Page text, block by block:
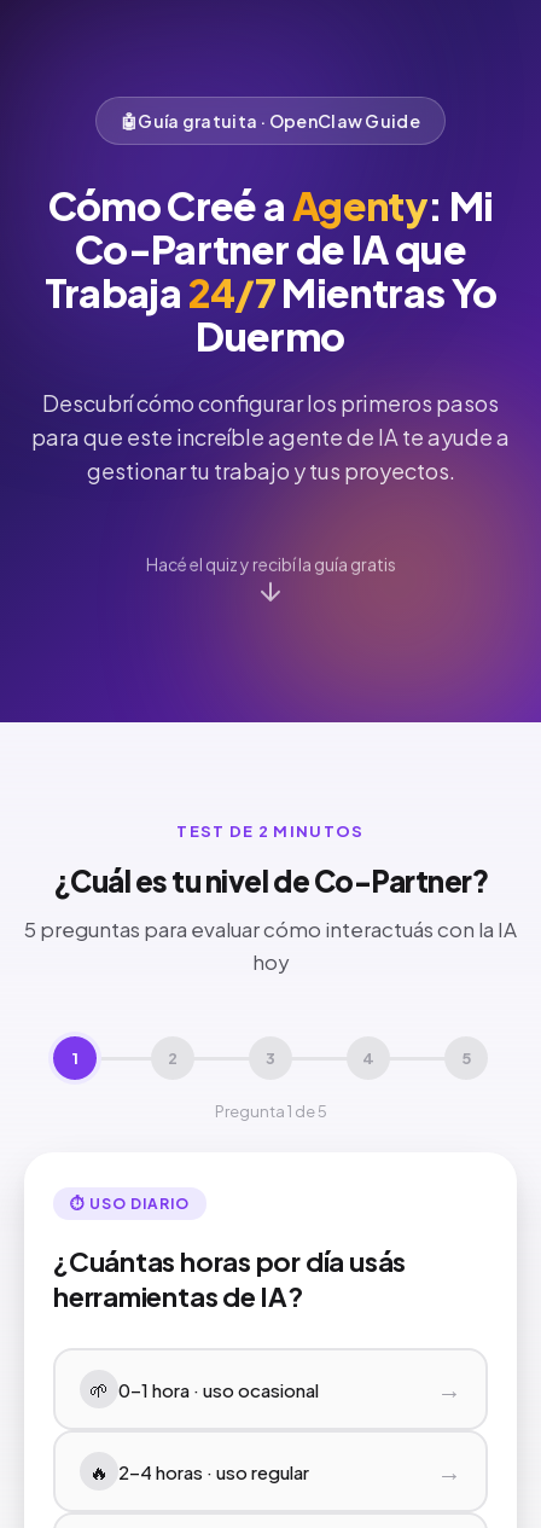
🤖Guía gratuita · OpenClaw Guide
Cómo Creé aAgenty: Mi
Co-Partner de IA que
Trabaja 24/7Mientras Yo
Duermo
Descubrí cómo configurar los primeros pasos
para que este increíble agente de IA te ayude a
gestionar tu trabajo y tus proyectos.
Hacé el quiz y recibí la guía gratis
TEST DE 2 MINUTOS
¿Cuál es tu nivel de Co-Partner?
5 preguntas para evaluar cómo interactuás con la IA
hoy
1 2 3 4 5
Pregunta 1 de 5
⏱ USO DIARIO
¿Cuántas horas por día usás
herramientas de IA?
🌱 0–1 hora · uso ocasional →
🔥 2–4 horas · uso regular →